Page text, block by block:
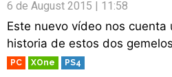
6 de August 2015 | 11:58
Este nuevo vídeo nos cuenta
historia de estos dos
PC XOne PS4